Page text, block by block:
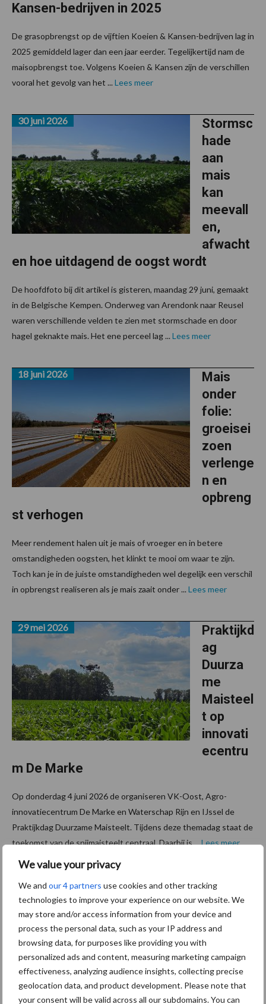
We value your privacy
We and our 4 partners use cookies and other tracking
technologies to improve your experience on our website. We
may store and/or access information from your device and
process the personal data, such as your IP address and
browsing data, for purposes like providing you with
personalized ads and content, measuring marketing campaign
effectiveness, analyzing audience insights, collecting precise
geolocation data, and product development. Please note that
your consent will be valid across all our subdomains. You can
Kansen-bedrijven in 2025
De grasopbrengst op de vijftien Koeien & Kansen-bedrijven lag in
2025 gemiddeld lager dan een jaar eerder. Tegelijkertijd nam de
maisopbrengst toe. Volgens Koeien & Kansen zijn de verschillen
vooral het gevolg van het ... Lees meer
Stormsc
hade
aan
mais
kan
meevall
en,
afwacht
en hoe uitdagend de oogst wordt
30 juni 2026
De hoofdfoto bij dit artikel is gisteren, maandag 29 juni, gemaakt
in de Belgische Kempen. Onderweg van Arendonk naar Reusel
waren verschillende velden te zien met stormschade en door
hagel geknakte mais. Het ene perceel lag ... Lees meer
Mais
onder
folie:
groeisei
zoen
verlenge
n en
opbreng
st verhogen
18 juni 2026
Meer rendement halen uit je mais of vroeger en in betere
omstandigheden oogsten, het klinkt te mooi om waar te zijn.
Toch kan je in de juiste omstandigheden wel degelijk een verschil
in opbrengst realiseren als je mais zaait onder ... Lees meer
Praktijkd
ag
Duurza
me
Maisteel
t op
innovati
ecentru
m De Marke
29 mei 2026
Op donderdag 4 juni 2026 de organiseren VK-Oost, Agro-
innovatiecentrum De Marke en Waterschap Rijn en IJssel de
Praktijkdag Duurzame Maisteelt. Tijdens deze themadag staat de
toekomst van de snijmaisteelt centraal. Daarbij is ...Lees meer
Yara
introduc
eert
biostimu
lant voor
mais in
vroeg
28 mei 2026